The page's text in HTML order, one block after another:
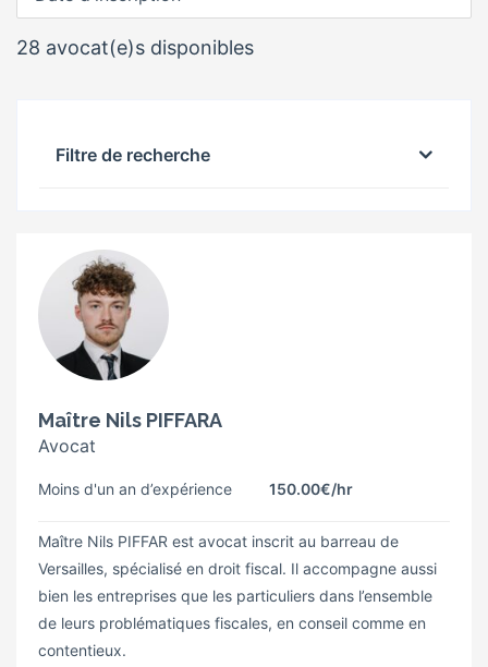
28 avocat(e)s disponibles
Filtre de recherche
Maître Nils PIFFARA
Avocat
Moins d'un an d’expérience 150.00€/hr
Maître Nils PIFFAR est avocat inscrit au barreau de
Versailles, spécialisé en droit fiscal. Il accompagne aussi
bien les entreprises que les particuliers dans l’ensemble
de leurs problématiques fiscales, en conseil comme en
contentieux.